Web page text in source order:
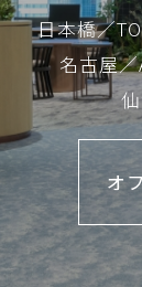
日本橋／
名古屋
オ